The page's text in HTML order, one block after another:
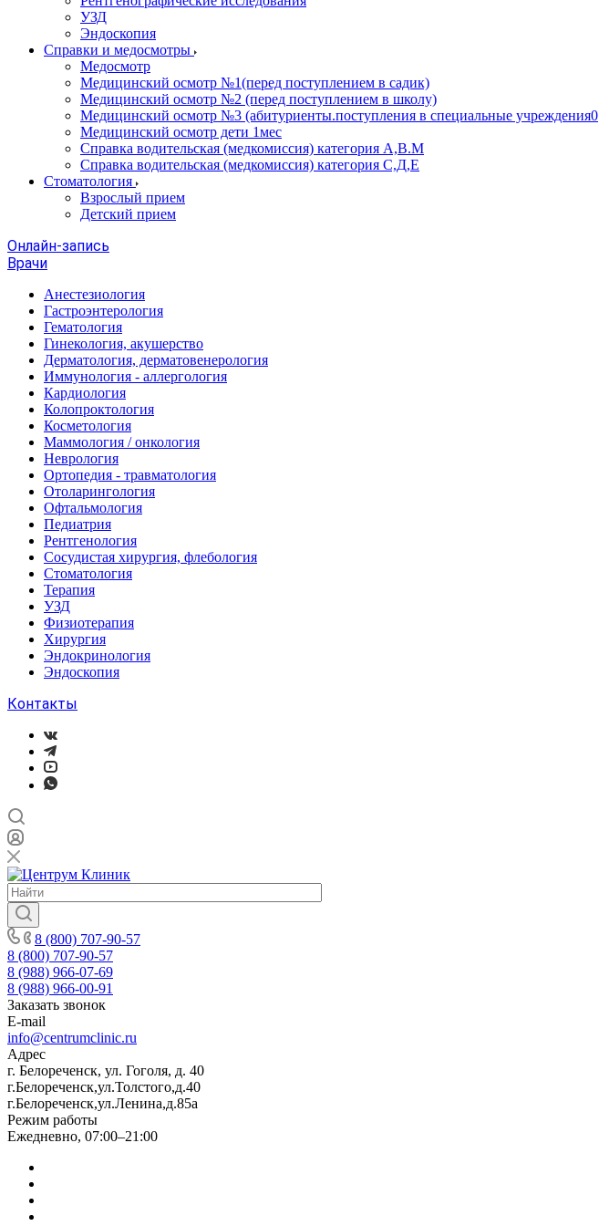
УЗД
Эндоскопия
Справки и медосмотры
Медосмотр
Медицинский осмотр №1(перед поступлением в садик)
Медицинский осмотр №2 (перед поступлением в школу)
Медицинский осмотр №3 (абитуриенты.поступления в специальные учреждения0
Медицинский осмотр дети 1мес
Справка водительская (медкомиссия) категория А,В.М
Справка водительская (медкомиссия) категория С,Д,Е
Стоматология
Взрослый прием
Детский прием
Онлайн-запись
Врачи
Анестезиология
Гастроэнтерология
Гематология
Гинекология, акушерство
Дерматология, дерматовенерология
Иммунология - аллергология
Кардиология
Колопроктология
Косметология
Маммология / онкология
Неврология
Ортопедия - травматология
Отоларингология
Офтальмология
Педиатрия
Рентгенология
Сосудистая хирургия, флебология
Стоматология
Терапия
УЗД
Физиотерапия
Хирургия
Эндокринология
Эндоскопия
Контакты
8 (800) 707-90-57
8 (800) 707-90-57
8 (988) 966-07-69
8 (988) 966-00-91
Заказать звонок
E-mail
info@centrumclinic.ru
Адрес
г. Белореченск, ул. Гоголя, д. 40
г.Белореченск,ул.Толстого,д.40
г.Белореченск,ул.Ленина,д.85а
Режим работы
Ежедневно, 07:00–21:00